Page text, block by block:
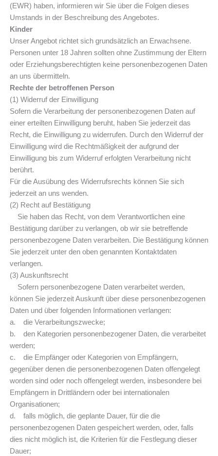
(EWR) haben, informieren wir Sie über die Folgen dieses
Umstands in der Beschreibung des Angebotes.
Kinder
Unser Angebot richtet sich grundsätzlich an Erwachsene.
Personen unter 18 Jahren sollten ohne Zustimmung der Eltern
oder Erziehungsberechtigten keine personenbezogenen Daten
an uns übermitteln.
Rechte der betroffenen Person
(1) Widerruf der Einwilligung
Sofern die Verarbeitung der personenbezogenen Daten auf
einer erteilten Einwilligung beruht, haben Sie jederzeit das
Recht, die Einwilligung zu widerrufen. Durch den Widerruf der
Einwilligung wird die Rechtmäßigkeit der aufgrund der
Einwilligung bis zum Widerruf erfolgten Verarbeitung nicht
berührt.
Für die Ausübung des Widerrufsrechts können Sie sich
jederzeit an uns wenden.
(2) Recht auf Bestätigung
Sie haben das Recht, von dem Verantwortlichen eine
Bestätigung darüber zu verlangen, ob wir sie betreffende
personenbezogene Daten verarbeiten. Die Bestätigung können
Sie jederzeit unter den oben genannten Kontaktdaten
verlangen.
(3) Auskunftsrecht
Sofern personenbezogene Daten verarbeitet werden,
können Sie jederzeit Auskunft über diese personenbezogenen
Daten und über folgenden Informationen verlangen:
a. die Verarbeitungszwecke;
b. den Kategorien personenbezogener Daten, die verarbeitet
werden;
c. die Empfänger oder Kategorien von Empfängern,
gegenüber denen die personenbezogenen Daten offengelegt
worden sind oder noch offengelegt werden, insbesondere bei
Empfängern in Drittländern oder bei internationalen
Organisationen;
d. falls möglich, die geplante Dauer, für die die
personenbezogenen Daten gespeichert werden, oder, falls
dies nicht möglich ist, die Kriterien für die Festlegung dieser
Dauer;